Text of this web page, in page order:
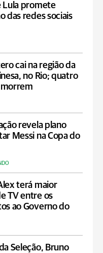
Lula promete
das redes sociais
cai na região da
no Rio; quatro
morrem
revela plano
Messi na Copa do
terá maior
TV entre os
ao Governo do
Seleção, Bruno